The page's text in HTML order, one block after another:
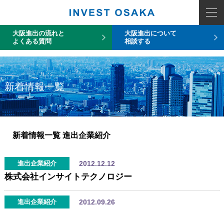
大阪進出の流れと
よくある質問
大阪進出について
相談する
新着情報一覧
新着情報一覧進出企業紹介
進出企業紹介 2012.12.12
株式会社インサイトテクノロジー
進出企業紹介 2012.09.26